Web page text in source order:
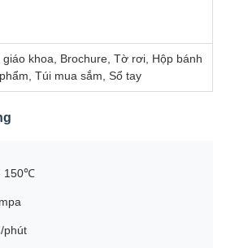
giáo khoa, Brochure, Tờ rơi, Hộp bánh
Túi mua sắm, Sổ tay
150℃
phút